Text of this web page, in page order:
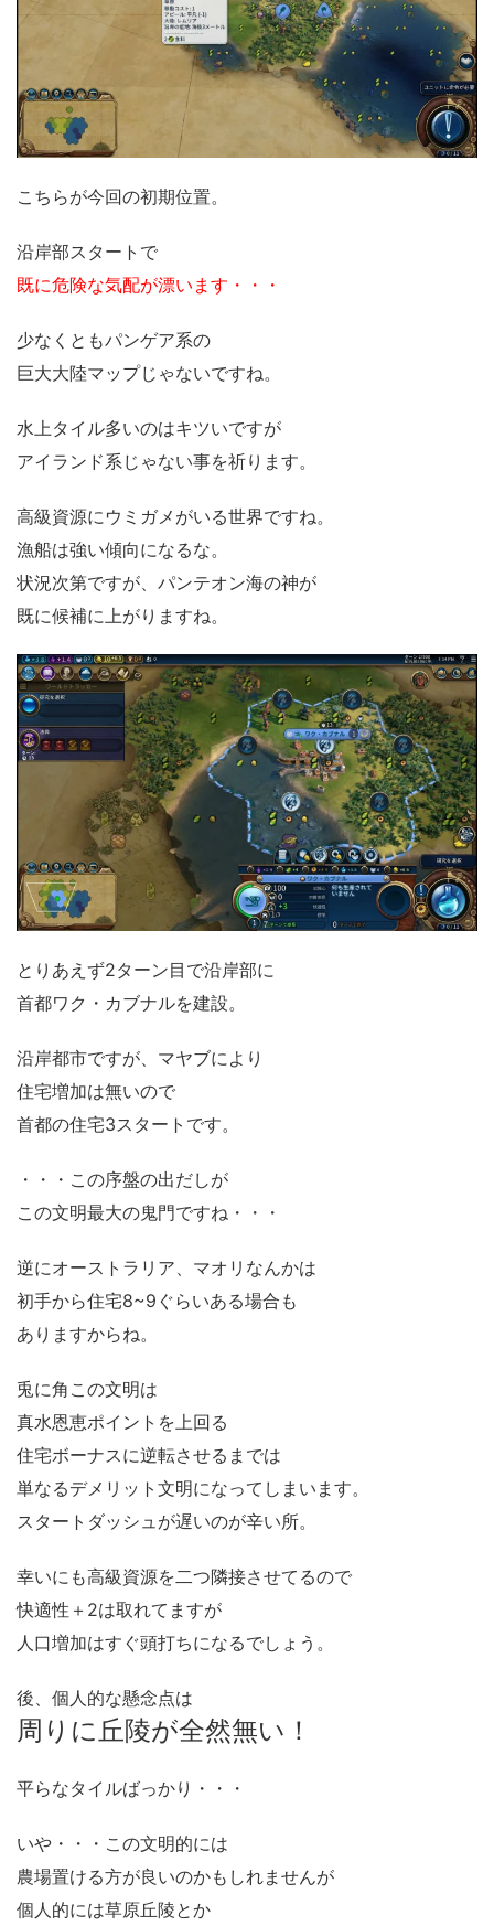
こちらが今回の初期位置。
沿岸部スタートで
既に危険な気配が漂います・・・
少なくともパンゲア系の
巨大大陸マップじゃないですね。
水上タイル多いのはキツいですが
アイランド系じゃない事を祈ります。
高級資源にウミガメがいる世界ですね。
漁船は強い傾向になるな。
状況次第ですが、パンテオン海の神が
既に候補に上がりますね。
とりあえず2ターン目で沿岸部に
首都ワク・カブナルを建設。
沿岸都市ですが、マヤブにより
住宅増加は無いので
首都の住宅3スタートです。
・・・この序盤の出だしが
この文明最大の鬼門ですね・・・
逆にオーストラリア、マオリなんかは
初手から住宅8~9ぐらいある場合も
ありますからね。
兎に角この文明は
真水恩恵ポイントを上回る
住宅ボーナスに逆転させるまでは
単なるデメリット文明になってしまいます。
スタートダッシュが遅いのが辛い所。
幸いにも高級資源を二つ隣接させてるので
快適性＋2は取れてますが
人口増加はすぐ頭打ちになるでしょう。
後、個人的な懸念点は
周りに丘陵が全然無い！
平らなタイルばっかり・・・
いや・・・この文明的には
農場置ける方が良いのかもしれませんが
個人的には草原丘陵とか